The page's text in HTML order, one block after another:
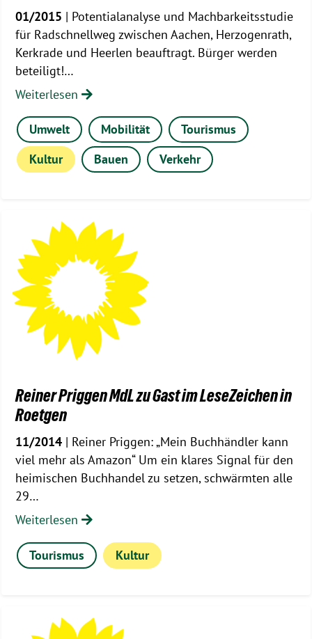
01/2015 | Potentialanalyse und Machbarkeitsstudie
für Radschnellweg zwischen Aachen, Herzogenrath,
Kerkrade und Heerlen beauftragt. Bürger werden
beteiligt!…
Weiterlesen
Umwelt Mobilität
Tourismus
Kultur
Bauen Verkehr
Reiner Priggen MdL zu Gast im LeseZeichen in
Roetgen
11/2014 | Reiner Priggen: „Mein Buchhändler kann
viel mehr als Amazon“ Um ein klares Signal für den
heimischen Buchhandel zu setzen, schwärmten alle
29…
Weiterlesen
Tourismus Kultur